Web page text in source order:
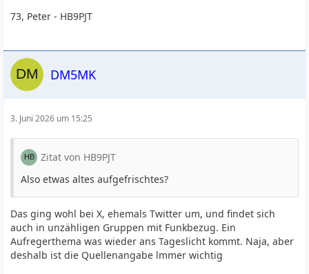
73, Peter - HB9PJT
DM5MK
3. Juni 2026 um 15:25
Zitat von HB9PJT
Also etwas altes aufgefrischtes?
Das ging wohl bei X, ehemals Twitter um, und findet sich
auch in unzähligen Gruppen mit Funkbezug. Ein
Aufregerthema was wieder ans Tageslicht kommt. Naja, aber
deshalb ist die Quellenangabe lmmer wichtig